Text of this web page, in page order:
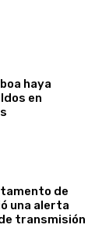
haya
en
de
una alerta
transmisión